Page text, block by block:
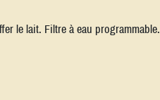
le lait. Filtre à eau programmable.